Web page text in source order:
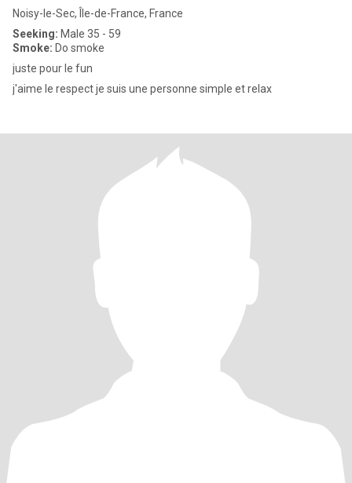
Noisy-le-Sec, Île-de-France, France
Seeking: Male 35 - 59
Smoke: Do smoke
juste pour le fun
j'aime le respect je suis une personne simple et relax